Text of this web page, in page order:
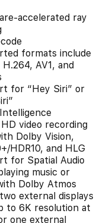
accelerated ray
formats include
H.264, AV1, and
for “Hey Siri” or
video recording
Dolby Vision,
HDR10, and HLG
for Spatial Audio
music or
Dolby Atmos
external displays
to 6K resolution at
one external